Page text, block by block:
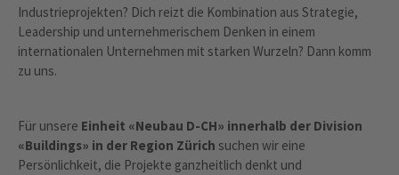
Industrieprojekten? Dich reizt die Kombination aus Strategie,
Leadership und unternehmerischem Denken in einem
internationalen Unternehmen mit starken Wurzeln? Dann komm
zu uns.
Für unsere Einheit «Neubau D-CH» innerhalb der Division
«Buildings» in der Region Zürich suchen wir eine
Persönlichkeit, die Projekte ganzheitlich denkt und